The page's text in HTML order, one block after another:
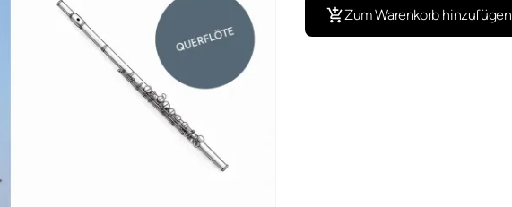
Zum Warenkorb hinzufügen